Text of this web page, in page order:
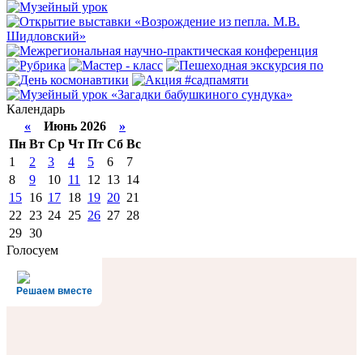
Календарь
« Июнь 2026 »
Пн Вт Ср Чт Пт Сб Вс
1
2 3 4 5 6
7
8
9 10 11 12 13 14
15 16 17 18 19 20 21
22
23 24 25 26 27 28
29 30
Голосуем
Решаем вместе